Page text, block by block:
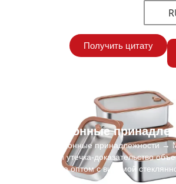
Получить цитату
Кухонные
Кухонные принадлежности→
безопасный утечка-доказательство
ланча оптом с видимой